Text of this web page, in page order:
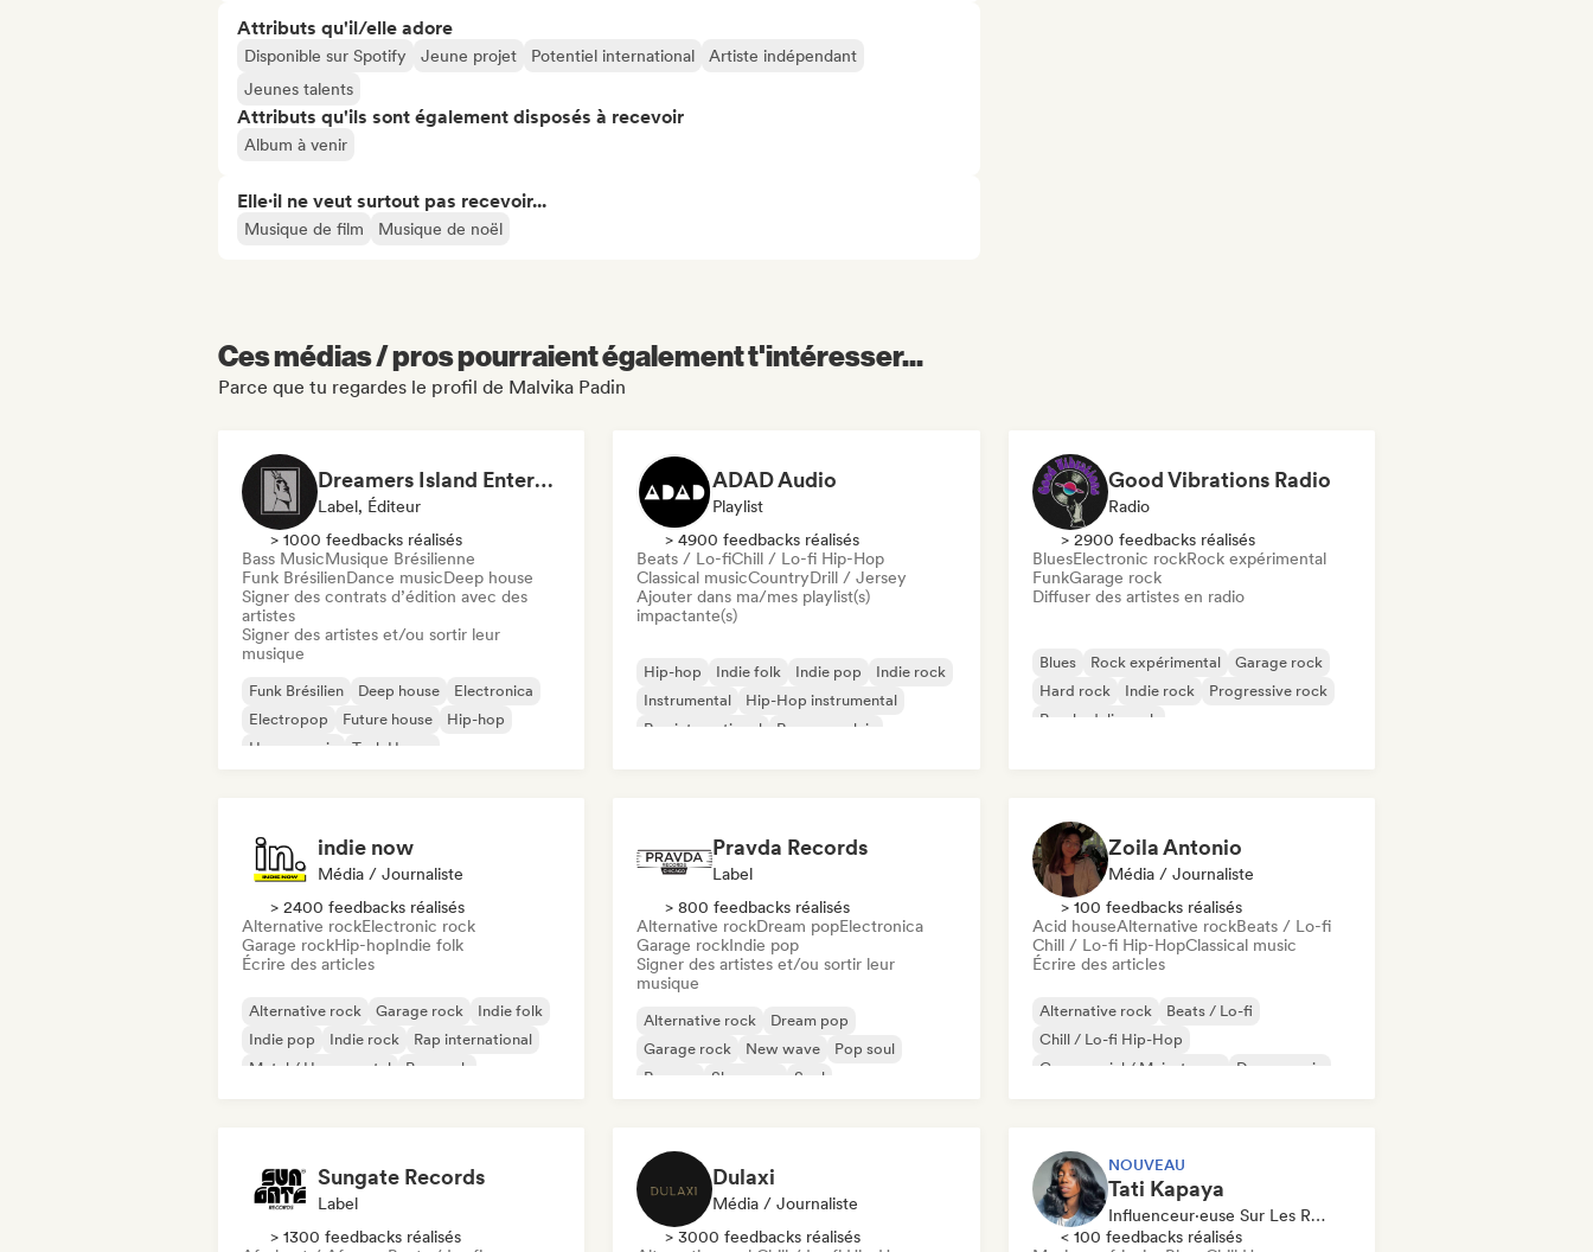
Attributs qu'il/elle adore
Disponible sur Spotify Jeune projet Potentiel international
Artiste indépendant
Jeunes talents
Attributs qu'ils sont également disposés à recevoir
Album à venir
Elle·il ne veut surtout pas recevoir...
Musique de film Musique de noël
Ces médias / pros pourraient également t'intéresser...
Parce que tu regardes le profil de Malvika Padin
Dreamers Island Entertainment
Label, Éditeur
> 1000 feedbacks réalisés
Bass MusicMusique Brésilienne
Funk BrésilienDance musicDeep house
Signer des contrats d’édition avec des
artistes
Signer des artistes et/ou sortir leur
musique
Funk Brésilien Deep house
Electronica
Electropop
Future house
Hip-hop
House music
Tech House
ADAD Audio
Playlist
> 4900 feedbacks réalisés
Beats / Lo-fiChill / Lo-fi Hip-Hop
Classical musicCountryDrill / Jersey
Ajouter dans ma/mes playlist(s)
impactante(s)
Hip-hop Indie folk Indie pop
Indie rock
Instrumental
Hip-Hop instrumental
Rap international
Rap en anglais
Good Vibrations Radio
Radio
> 2900 feedbacks réalisés
BluesElectronic rockRock expérimental
FunkGarage rock
Diffuser des artistes en radio
Blues Rock expérimental
Garage rock
Hard rock
Indie rock
Progressive rock
Psychedelic rock
indie now
Média / Journaliste
> 2400 feedbacks réalisés
Alternative rockElectronic rock
Garage rockHip-hopIndie folk
Écrire des articles
Alternative rock Garage rock
Indie folk
Indie pop
Indie rock
Rap international
Metal / Heavy metal
Pop rock
Pravda Records
Label
> 800 feedbacks réalisés
Alternative rockDream popElectronica
Garage rockIndie pop
Signer des artistes et/ou sortir leur
musique
Alternative rock
Dream pop
Garage rock
New wave
Pop soul
Reggae
Shoegaze Soul
Zoila Antonio
Média / Journaliste
> 100 feedbacks réalisés
Acid houseAlternative rockBeats / Lo-fi
Chill / Lo-fi Hip-HopClassical music
Écrire des articles
Alternative rock
Beats / Lo-fi
Chill / Lo-fi Hip-Hop
Commercial / Mainstream
Dance music
Sungate Records
Label
> 1300 feedbacks réalisés
Dulaxi
Média / Journaliste
> 3000 feedbacks réalisés
NOUVEAU
Tati Kapaya
Influenceur·euse Sur Les Réseaux Sociaux
< 100 feedbacks réalisés